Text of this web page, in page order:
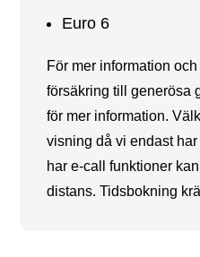
Euro 6
För mer information
försäkring till generösa
för mer information.
visning då vi endast
har e-call funktioner
distans. Tidsbokning